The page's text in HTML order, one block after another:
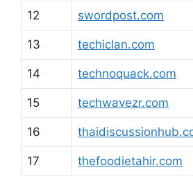
12 swordpost.com
13 techiclan.com
14 technoquack.com
15 techwavezr.com
16
17 thefoodietahir.com